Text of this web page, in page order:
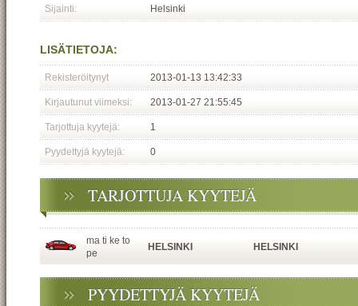
Sijainti: Helsinki
LISÄTIETOJA:
Rekisteröitynyt 2013-01-13 13:42:33
Kirjautunut viimeksi: 2013-01-27 21:55:45
Tarjottuja kyytejä: 1
Pyydettyjä kyytejä: 0
TARJOTTUJA KYYTEJÄ
ma ti ke to
pe
HELSINKI HELSINKI
PYYDETTYJÄ KYYTEJÄ